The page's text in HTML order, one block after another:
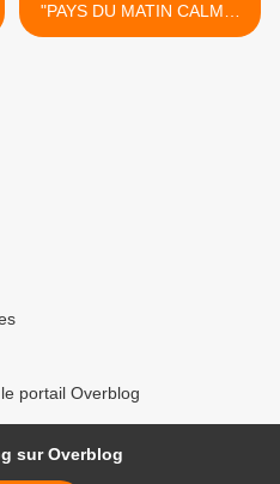
"PAYS DU MATIN CALME"
>
portail Overblog
sur Overblog